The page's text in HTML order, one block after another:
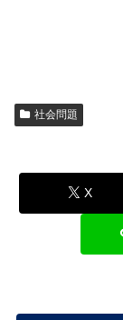
社会問題
X